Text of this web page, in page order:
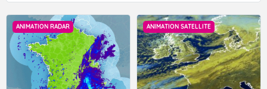
ANIMATION RADAR ANIMATION SATELLITE